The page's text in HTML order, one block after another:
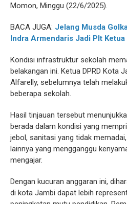
Momon, Minggu (22/6/2025).
BACA JUGA: Jelang Musda
Indra Armendaris Jadi Plt
Kondisi infrastruktur sekolah
belakangan ini. Ketua DPRD Kota
Alfarelly, sebelumnya telah
beberapa sekolah.
Hasil tinjauan tersebut
berada dalam kondisi yang
jebol, sanitasi yang tidak
lainnya yang mengganggu
mengajar.
Dengan kucuran anggaran ini,
di kota Jambi dapat lebih